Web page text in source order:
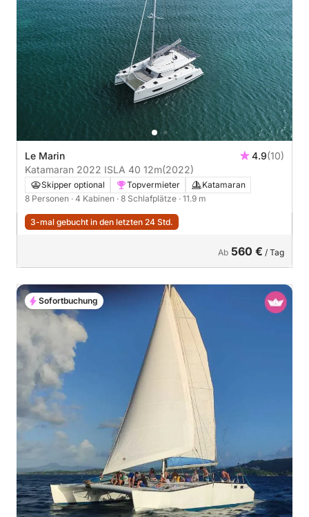
Le Marin 4.9(10)
Katamaran 2022 ISLA 40 12m(2022)
Skipper optional Topvermieter
Katamaran
8 Personen · 4 Kabinen · 8 Schlafplätze · 11.9 m
3-mal gebucht in den letzten 24 Std.
Ab 560 € / Tag
Sofortbuchung